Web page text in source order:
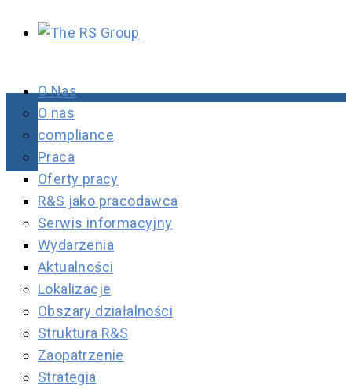
O Nas
O nas
compliance
Praca
Oferty pracy
R&S jako pracodawca
Serwis informacyjny
Wydarzenia
Aktualności
Lokalizacje
Obszary działalności
Struktura R&S
Zaopatrzenie
Strategia